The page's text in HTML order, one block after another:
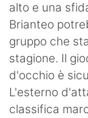
alto e una
Brianteo
gruppo che
stagione. Il
d'occhio è
L'esterno
classifica